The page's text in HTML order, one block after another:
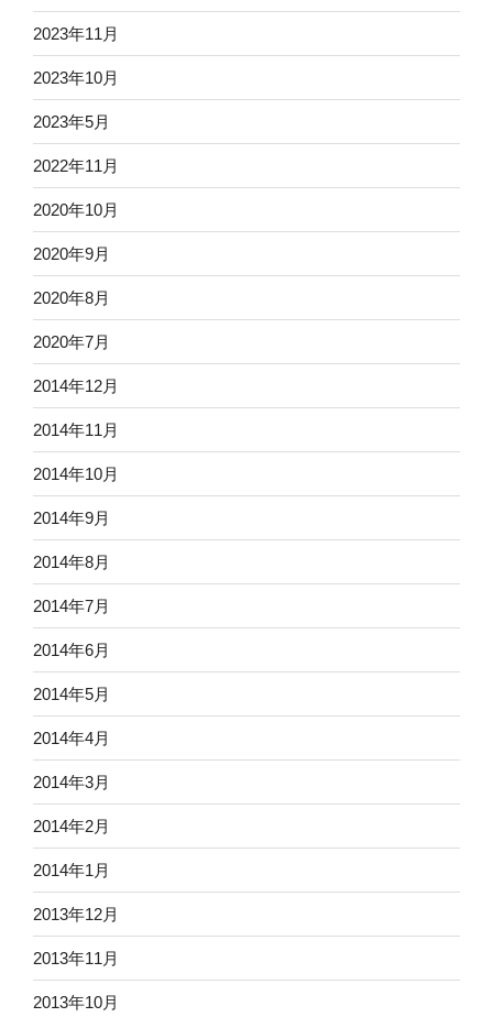
2023年11月
2023年10月
2023年5月
2022年11月
2020年10月
2020年9月
2020年8月
2020年7月
2014年12月
2014年11月
2014年10月
2014年9月
2014年8月
2014年7月
2014年6月
2014年5月
2014年4月
2014年3月
2014年2月
2014年1月
2013年12月
2013年11月
2013年10月